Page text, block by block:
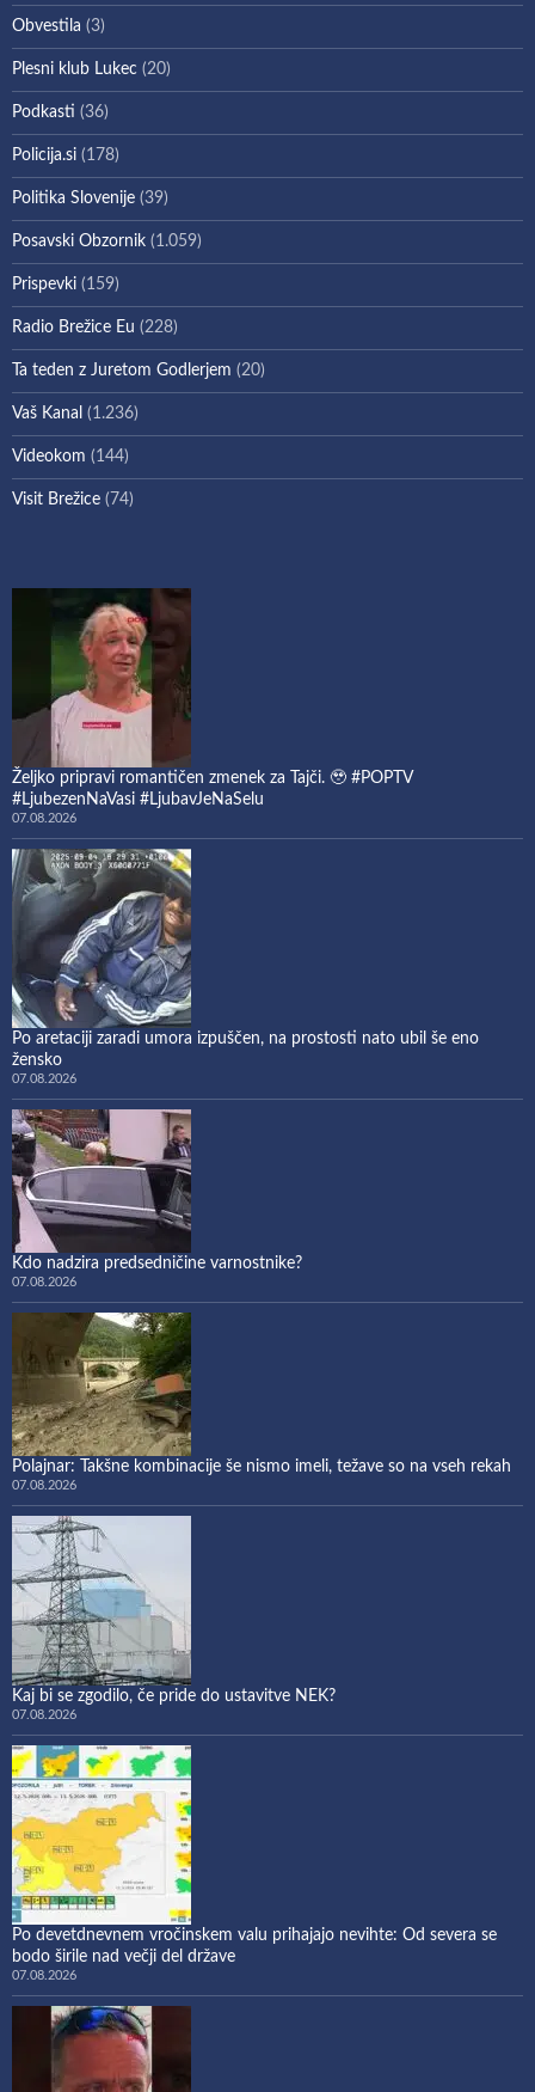
Obvestila (3)
Plesni klub Lukec (20)
Podkasti (36)
Policija.si (178)
Politika Slovenije (39)
Posavski Obzornik (1.059)
Prispevki (159)
Radio Brežice Eu (228)
Ta teden z Juretom Godlerjem (20)
Vaš Kanal (1.236)
Videokom (144)
Visit Brežice (74)
Željko pripravi romantičen zmenek za Tajči. 🥹 #POPTV
#LjubezenNaVasi #LjubavJeNaSelu
07.08.2026
Po aretaciji zaradi umora izpuščen, na prostosti nato ubil še eno
žensko
07.08.2026
Kdo nadzira predsedničine varnostnike?
07.08.2026
Polajnar: Takšne kombinacije še nismo imeli, težave so na vseh rekah
07.08.2026
Kaj bi se zgodilo, če pride do ustavitve NEK?
07.08.2026
Po devetdnevnem vročinskem valu prihajajo nevihte: Od severa se
bodo širile nad večji del države
07.08.2026